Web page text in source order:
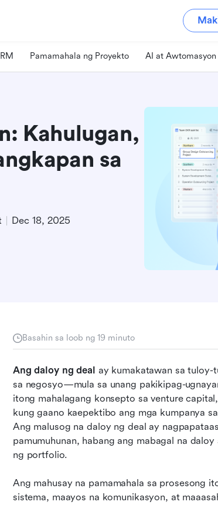
Pamamahala ng Proyekto AI at Awtomasyon
Kahulugan,
sa
Dec 18, 2025
Basahin sa loob ng 19 minuto
Ang daloy ng deal ay kumakatawan sa
sa negosyo—mula sa unang pakikipag-
itong mahalagang konsepto sa venture
kung gaano kaepektibo ang mga kumpanya
Ang malusog na daloy ng deal ay
pamumuhunan, habang ang mabagal na
ng portfolio.
Ang mahusay na pamamahala sa prosesong
sistema, maayos na komunikasyon, at